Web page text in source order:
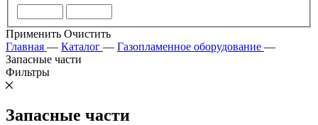
Применить Очистить
Главная — Каталог — Газопламенное оборудование —
Запасные части
Фильтры
Запасные части